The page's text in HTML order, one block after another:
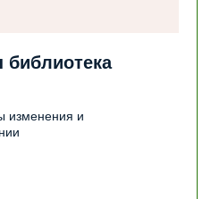
библиотека
изменения и